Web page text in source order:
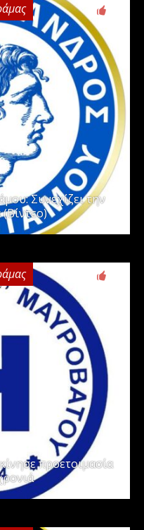
Συνεχίζει την
προετοιμασία